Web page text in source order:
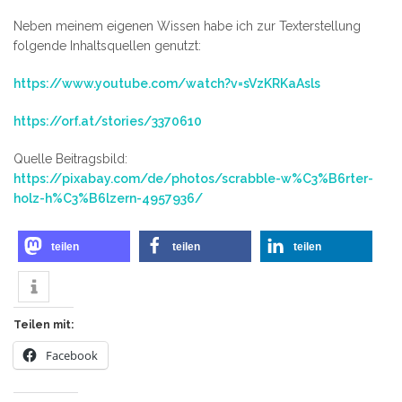
Neben meinem eigenen Wissen habe ich zur Texterstellung
folgende Inhaltsquellen genutzt:
https://www.youtube.com/watch?v=sVzKRKaAsls
https://orf.at/stories/3370610
Quelle Beitragsbild:
https://pixabay.com/de/photos/scrabble-w%C3%B6rter-
holz-h%C3%B6lzern-4957936/
teilen teilen teilen
Teilen mit:
Facebook